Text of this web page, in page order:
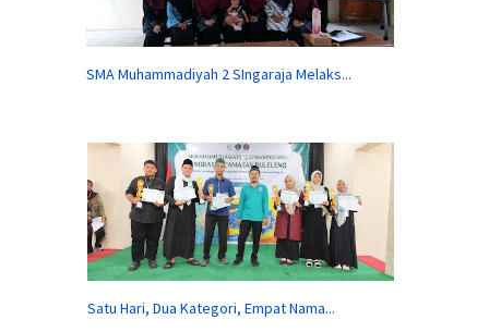
SMA Muhammadiyah 2 SIngaraja Melaks...
Satu Hari, Dua Kategori, Empat Nama...